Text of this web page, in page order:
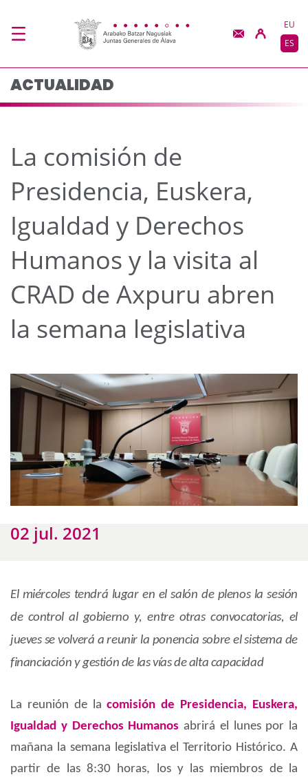
La comisión de
EU
ES
ACTUALIDAD
La comisión de
Presidencia, Euskera,
Igualdad y Derechos
Humanos y la visita al
CRAD de Axpuru abren
la semana legislativa
02 jul. 2021
El miércoles tendrá lugar en el salón de plenos la sesión
de control al gobierno y, entre otras convocatorias, el
jueves se volverá a reunir la ponencia sobre el sistema de
financiación y gestión de las vías de alta capacidad
La reunión de lacomisión de Presidencia, Euskera,
Igualdad y Derechos Humanos abrirá el lunes por la
mañana la semana legislativa el Territorio Histórico. A
partir de las 8:30 horas, los y las miembros de la